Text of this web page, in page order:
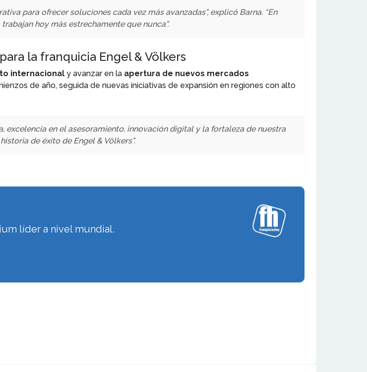
para ofrecer soluciones cada vez más avanzadas”, explicó Barna. “En
hoy más estrechamente que nunca”.
la franquicia Engel & Völkers
internacional y avanzar en la apertura de nuevos mercados
de año, seguida de nuevas iniciativas de expansión en regiones con alto
excelencia en el asesoramiento, innovación digital y la fortaleza de nuestra
de éxito de Engel & Völkers”.
líder a nivel mundial.